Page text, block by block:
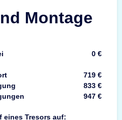
Montage
0 €
719 €
833 €
947 €
eines Tresors auf: